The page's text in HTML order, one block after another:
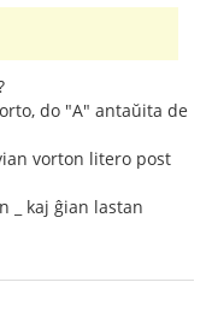
do "A" antaŭita de
vorton litero post
_ kaj ĝian lastan